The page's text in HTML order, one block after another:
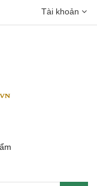
Tài khoản